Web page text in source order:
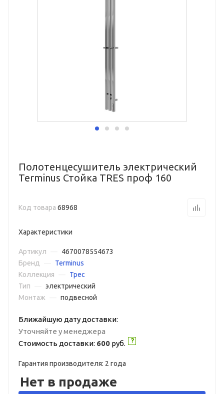
Полотенцесушитель электрический
Terminus Стойка TRES проф 160
Код товара 68968
Характеристики
Артикул
4670078554673
Бренд
Terminus
Коллекция
Трес
Тип
электрический
Монтаж
подвесной
Ближайшую дату доставки:
Уточняйте у менеджера
Стоимость доставки: 600 руб.
Гарантия производителя: 2 года
Нет в продаже